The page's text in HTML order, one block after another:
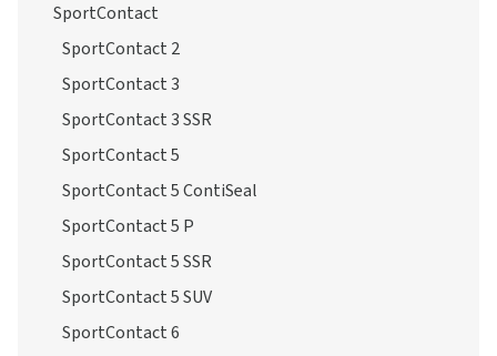
SportContact
SportContact 2
SportContact 3
SportContact 3 SSR
SportContact 5
SportContact 5 ContiSeal
SportContact 5 P
SportContact 5 SSR
SportContact 5 SUV
SportContact 6